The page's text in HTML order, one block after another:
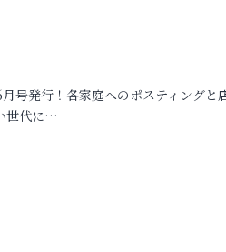
号発行！各家庭へのポスティングと
世代に…